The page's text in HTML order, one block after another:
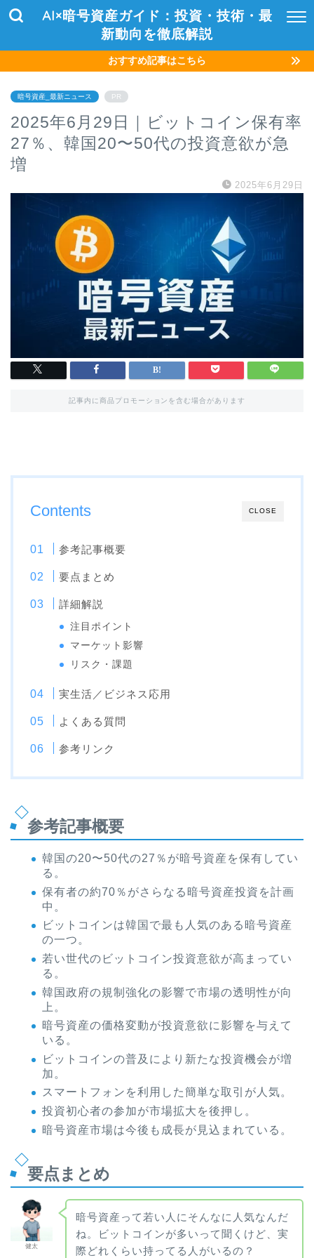
AI×暗号資産ガイド：投資・技術・最
新動向を徹底解説
おすすめ記事はこちら
暗号資産_最新ニュース PR
2025年6月29日｜ビットコイン保有率
27％、韓国20〜50代の投資意欲が急
増
2025年6月29日
記事内に商品プロモーションを含む場合があります
CLOSE
Contents
参考記事概要
要点まとめ
詳細解説
注目ポイント
マーケット影響
リスク・課題
実生活／ビジネス応用
よくある質問
参考リンク
参考記事概要
韓国の20〜50代の27％が暗号資産を保有してい
る。
保有者の約70％がさらなる暗号資産投資を計画
中。
ビットコインは韓国で最も人気のある暗号資産
の一つ。
若い世代のビットコイン投資意欲が高まってい
る。
韓国政府の規制強化の影響で市場の透明性が向
上。
暗号資産の価格変動が投資意欲に影響を与えて
いる。
ビットコインの普及により新たな投資機会が増
加。
スマートフォンを利用した簡単な取引が人気。
投資初心者の参加が市場拡大を後押し。
暗号資産市場は今後も成長が見込まれている。
要点まとめ
健太
暗号資産って若い人にそんなに人気なんだ
ね。ビットコインが多いって聞くけど、実
際どれくらい持ってる人がいるの？